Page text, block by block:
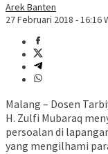
Arek Banten
27 Februari 2018 - 16:16
Malang – Dosen
H. Zulfi Mubaraq
persoalan di
yang mengilhami